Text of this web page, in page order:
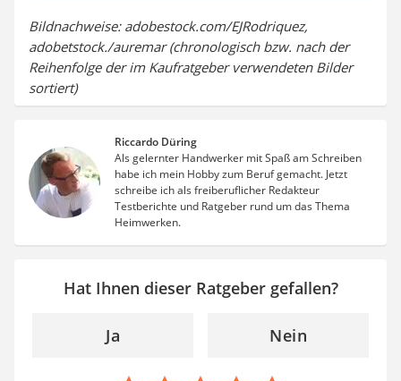
Bildnachweise: adobestock.com/EJRodriquez,
adobetstock./auremar (chronologisch bzw. nach der
Reihenfolge der im Kaufratgeber verwendeten Bilder
sortiert)
Riccardo Düring
Als gelernter Handwerker mit Spaß am Schreiben
habe ich mein Hobby zum Beruf gemacht. Jetzt
schreibe ich als freiberuflicher Redakteur
Testberichte und Ratgeber rund um das Thema
Heimwerken.
Hat Ihnen dieser Ratgeber gefallen?
Ja Nein